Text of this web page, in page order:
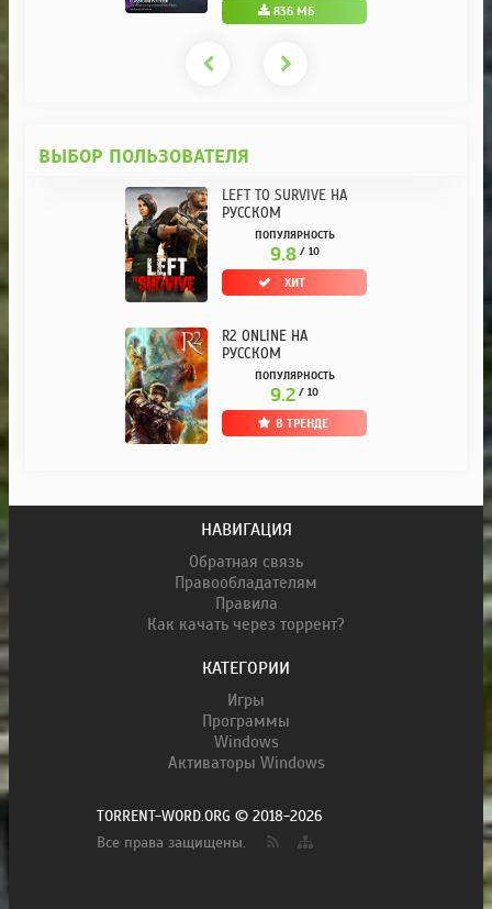
836 МБ
ВЫБОР ПОЛЬЗОВАТЕЛЯ
LEFT TO SURVIVE НА
РУССКОМ
ПОПУЛЯРНОСТЬ
9.8 / 10
ХИТ
R2 ONLINE НА
РУССКОМ
ПОПУЛЯРНОСТЬ
9.2 / 10
В ТРЕНДЕ
НАВИГАЦИЯ
Обратная связь
Правообладателям
Правила
Как качать через торрент?
КАТЕГОРИИ
Игры
Программы
Windows
Активаторы Windows
TORRENT-WORD.ORG © 2018-2026
Все права защищены.